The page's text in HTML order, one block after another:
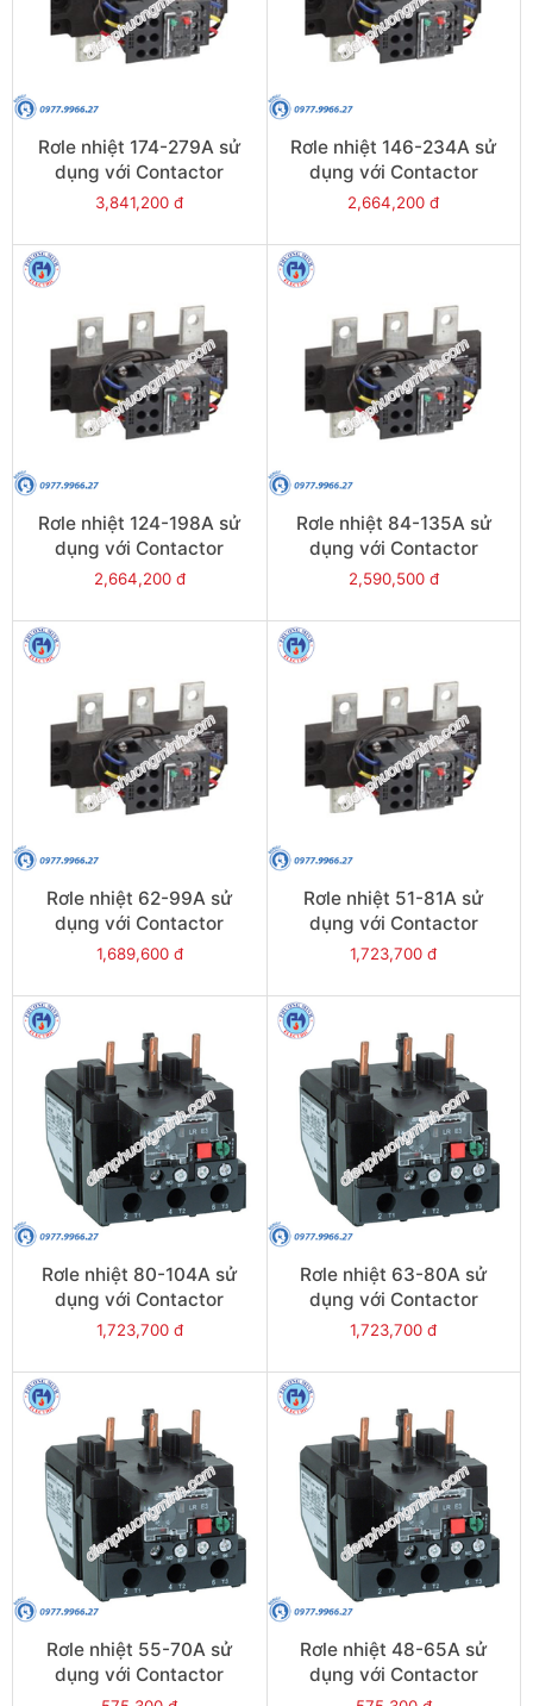
Rơle nhiệt 174-279A sử
dụng với Contactor
LC1E250-E400 - Model
3,841,200 đ
Rơle nhiệt 146-234A sử
dụng với Contactor
LC1E250-E400 - Model
2,664,200 đ
Rơle nhiệt 124-198A sử
dụng với Contactor
LC1E200 - Model LRE483
2,664,200 đ
Rơle nhiệt 84-135A sử
dụng với Contactor
LC1E120-E160 - Model
2,590,500 đ
Rơle nhiệt 62-99A sử
dụng với Contactor
LC1E120-E160 - Model
1,689,600 đ
Rơle nhiệt 51-81A sử
dụng với Contactor
LC1E120-E160 - Model
1,723,700 đ
Rơle nhiệt 80-104A sử
dụng với Contactor
LC1E95 - Model LRE365
1,723,700 đ
Rơle nhiệt 63-80A sử
dụng với Contactor
LC1E80-E95 - Model
1,723,700 đ
Rơle nhiệt 55-70A sử
dụng với Contactor
LC1E80-E95 - Model
Rơle nhiệt 48-65A sử
dụng với Contactor
LC1E65-E95 - Model